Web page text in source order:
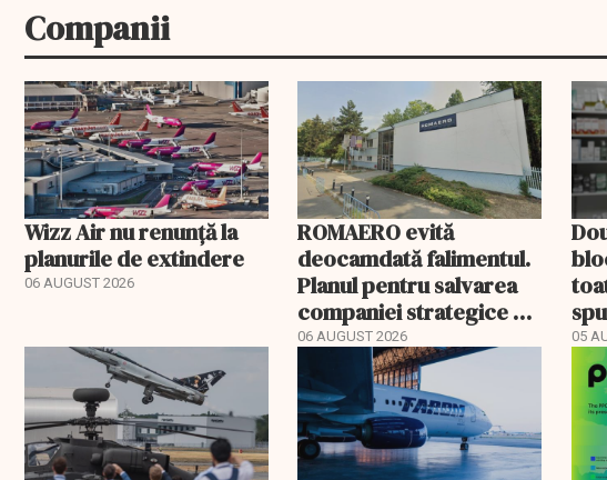
Companii
Wizz Air nu renunță la
planurile de extindere
06 AUGUST 2026
ROMAERO evită
deocamdată falimentul.
Planul pentru salvarea
companiei strategice a
fost confirmat
06 AUGUST 2026 05